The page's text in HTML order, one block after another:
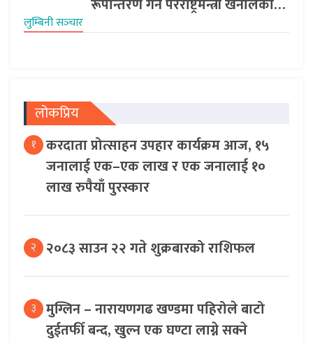
लुम्बिनी सञ्‍चार
लोकप्रिय
१ करदाता प्रोत्साहन उपहार कार्यक्रम आज, १५
जनालाई एक–एक लाख र एक जनालाई १०
लाख रुपैयाँ पुरस्कार
२ २०८३ साउन २२ गते शुक्रबारको राशिफल
३ मुग्लिन – नारायणगढ खण्डमा पहिरोले बाटो
दुईतर्फी बन्द, खुल्न एक घण्टा लाग्ने सक्ने